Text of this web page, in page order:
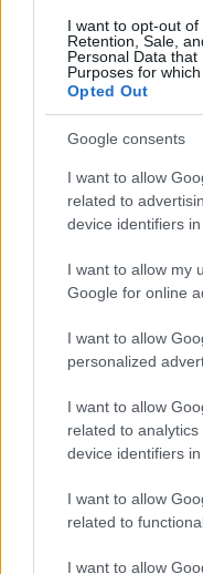
I want to opt-out of
Retention, Sale,
Personal Data
Purposes for
Opted Out
Google consents
I want to allow
related to
device identifiers in
I want to allow my
Google for online
I want to allow
personalized
I want to allow
related to
device identifiers in
I want to allow
related to
I want to allow
Az idei év
kiskereskedelemben
Bár a hazai
bővülni tudott, a
Magyarország